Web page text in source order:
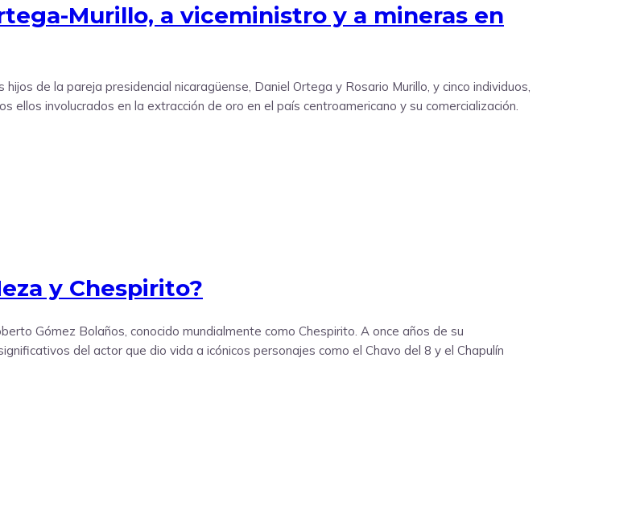
Murillo, a viceministro y a mineras en
de la pareja presidencial nicaragüense, Daniel Ortega y Rosario Murillo, y cinco individuos,
ellos involucrados en la extracción de oro en el país centroamericano y su comercialización.
y Chespirito?
Gómez Bolaños, conocido mundialmente como Chespirito. A once años de su
del actor que dio vida a icónicos personajes como el Chavo del 8 y el Chapulín